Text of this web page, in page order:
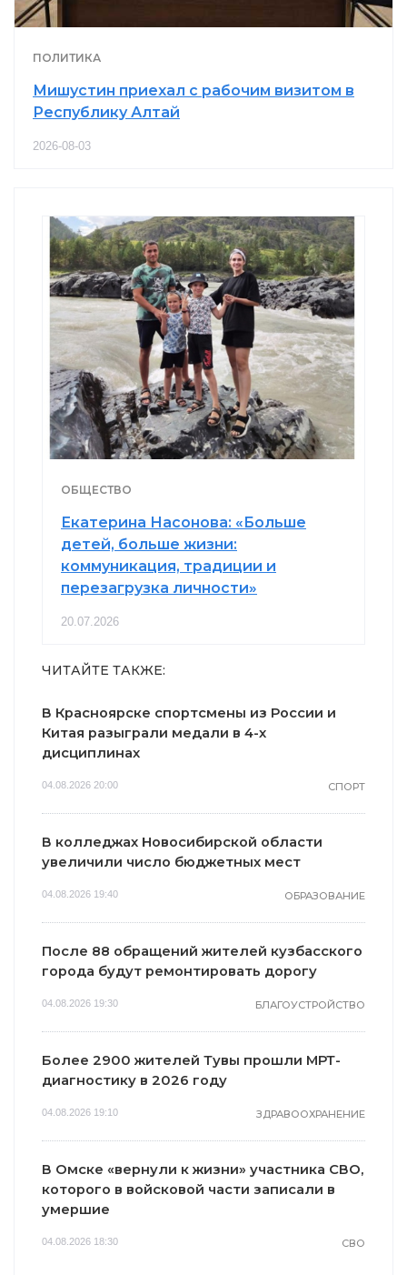
ПОЛИТИКА
Мишустин приехал с рабочим визитом в
Республику Алтай
2026-08-03
ОБЩЕСТВО
Екатерина Насонова: «Больше
детей, больше жизни:
коммуникация, традиции и
перезагрузка личности»
20.07.2026
ЧИТАЙТЕ ТАКЖЕ:
В Красноярске спортсмены из России и
Китая разыграли медали в 4-х
дисциплинах
04.08.2026 20:00 СПОРТ
В колледжах Новосибирской области
увеличили число бюджетных мест
04.08.2026 19:40 ОБРАЗОВАНИЕ
После 88 обращений жителей кузбасского
города будут ремонтировать дорогу
04.08.2026 19:30 БЛАГОУСТРОЙСТВО
Более 2900 жителей Тувы прошли МРТ-
диагностику в 2026 году
04.08.2026 19:10 ЗДРАВООХРАНЕНИЕ
В Омске «вернули к жизни» участника СВО,
которого в войсковой части записали в
умершие
04.08.2026 18:30 СВО